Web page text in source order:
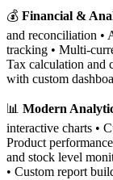
💰 Financial &
and reconciliation •
tracking • Multi-
Tax calculation and
with custom
📊 Modern
interactive charts •
Product
and stock level
• Custom report